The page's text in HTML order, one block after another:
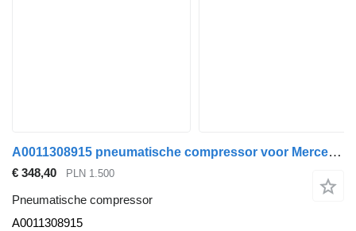
A0011308915 pneumatische compressor voor Mercedes-Benz ACTROS MP4 trekker
€ 348,40 PLN 1.500
Pneumatische compressor
A0011308915